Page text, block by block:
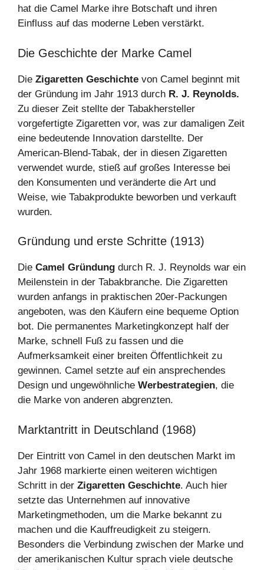
hat die Camel Marke ihre Botschaft und ihren
Einfluss auf das moderne Leben verstärkt.
Die Geschichte der Marke Camel
Die Zigaretten Geschichte von Camel beginnt mit
der Gründung im Jahr 1913 durch R. J. Reynolds.
Zu dieser Zeit stellte der Tabakhersteller
vorgefertigte Zigaretten vor, was zur damaligen Zeit
eine bedeutende Innovation darstellte. Der
American-Blend-Tabak, der in diesen Zigaretten
verwendet wurde, stieß auf großes Interesse bei
den Konsumenten und veränderte die Art und
Weise, wie Tabakprodukte beworben und verkauft
wurden.
Gründung und erste Schritte (1913)
Die Camel Gründung durch R. J. Reynolds war ein
Meilenstein in der Tabakbranche. Die Zigaretten
wurden anfangs in praktischen 20er-Packungen
angeboten, was den Käufern eine bequeme Option
bot. Die permanentes Marketingkonzept half der
Marke, schnell Fuß zu fassen und die
Aufmerksamkeit einer breiten Öffentlichkeit zu
gewinnen. Camel setzte auf ein ansprechendes
Design und ungewöhnliche Werbestrategien, die
die Marke von anderen abgrenzten.
Marktantritt in Deutschland (1968)
Der Eintritt von Camel in den deutschen Markt im
Jahr 1968 markierte einen weiteren wichtigen
Schritt in der Zigaretten Geschichte. Auch hier
setzte das Unternehmen auf innovative
Marketingmethoden, um die Marke bekannt zu
machen und die Kauffreudigkeit zu steigern.
Besonders die Verbindung zwischen der Marke und
der amerikanischen Kultur sprach viele deutsche